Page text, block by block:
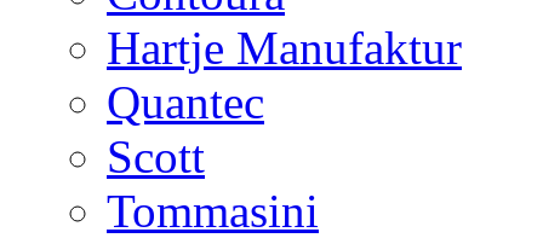
Hartje Manufaktur
Quantec
Scott
Tommasini